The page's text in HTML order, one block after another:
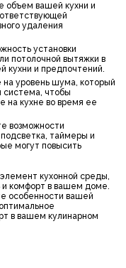
объем вашей кухни и
удаления
установки
потолочной вытяжки в
кухни и предпочтений.
уровень шума, который
система, чтобы
на кухне во время ее
возможности
таймеры и
могут повысить
кухонной среды,
и комфорт в вашем доме.
особенности вашей
в вашем кулинарном